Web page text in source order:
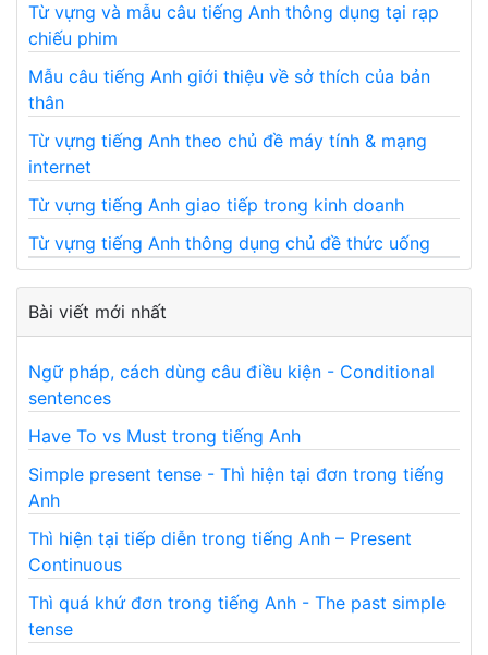
Từ vựng và mẫu câu tiếng Anh thông dụng tại rạp
chiếu phim
Mẫu câu tiếng Anh giới thiệu về sở thích của bản
thân
Từ vựng tiếng Anh theo chủ đề máy tính & mạng
internet
Từ vựng tiếng Anh giao tiếp trong kinh doanh
Từ vựng tiếng Anh thông dụng chủ đề thức uống
Bài viết mới nhất
Ngữ pháp, cách dùng câu điều kiện - Conditional
sentences
Have To vs Must trong tiếng Anh
Simple present tense - Thì hiện tại đơn trong tiếng
Anh
Thì hiện tại tiếp diễn trong tiếng Anh – Present
Continuous
Thì quá khứ đơn trong tiếng Anh - The past simple
tense